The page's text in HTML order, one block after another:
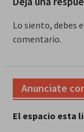
Lo siento, debes
comentario.
Anunciate
El espacio esta